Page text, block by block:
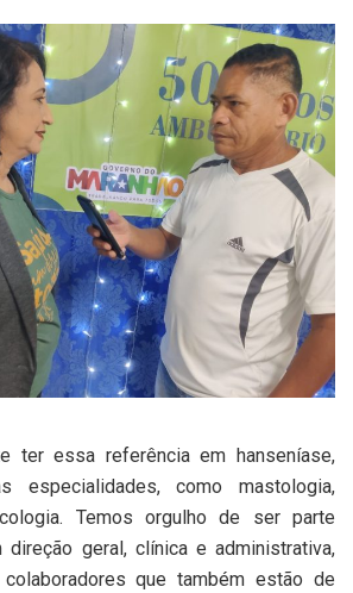
ter essa referência em hanseníase,
especialidades, como mastologia,
Temos orgulho de ser parte
geral, clínica e administrativa,
que também estão de